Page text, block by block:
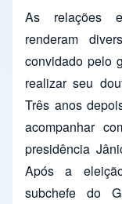
As relações
renderam
convidado pelo
realizar seu
Três anos
acompanhar
presidência
Após a
subchefe do